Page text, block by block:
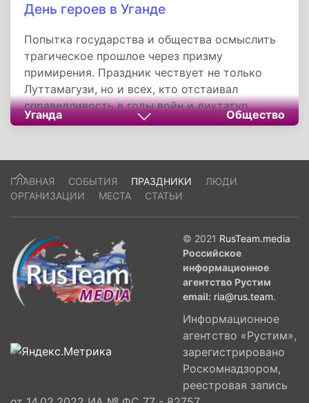
День героев в Уганде
Попытка государства и общества осмыслить
трагическое прошлое через призму
примирения. Праздник чествует не только
Луттамагузи, но и всех, кто отстаивал
справедливость в годы войн и диктатур.
Несмотря на споры о том, кого считать
мостом в будущее.
Уганда Общество
ГЛАВНАЯ СОБЫТИЯ ПРАЗДНИКИ
ЛЮДИ
ОРГАНИЗАЦИИ
МЕСТА СТАТЬИ
© 2021 RusTeam.media
Российское
информационное
агентство Рустим
email: ria@rus.team.
Информационное
агентство «Рустим»,
зарегистрировано
Роскомнадзором,
реестровая запись